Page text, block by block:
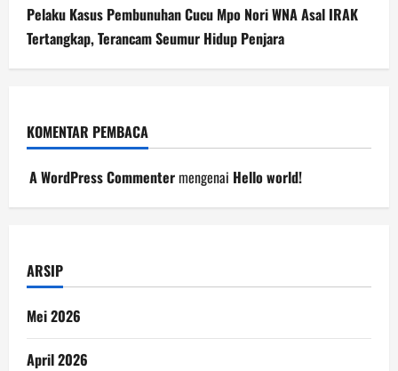
Pelaku Kasus Pembunuhan Cucu Mpo Nori WNA Asal IRAK
Tertangkap, Terancam Seumur Hidup Penjara
KOMENTAR PEMBACA
A WordPress Commentermengenai Hello world!
ARSIP
Mei 2026
April 2026